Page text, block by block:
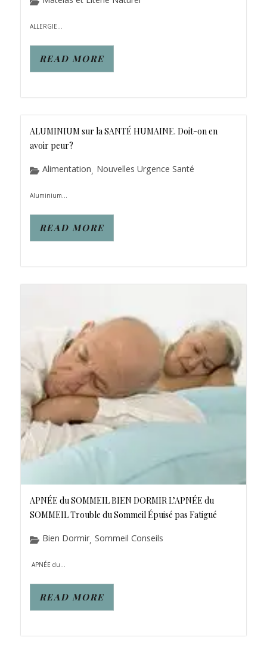
ALLERGIE...
READ MORE
ALUMINIUM sur la SANTÉ HUMAINE. Doit-on en
avoir peur?
Alimentation, Nouvelles Urgence Santé
Aluminium...
READ MORE
APNÉE du SOMMEIL BIEN DORMIR L’APNÉE du
SOMMEIL Trouble du Sommeil Épuisé pas Fatigué
Bien Dormir, Sommeil Conseils
APNÉE du...
READ MORE